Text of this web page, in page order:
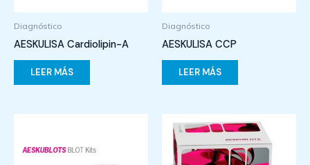
Diagnóstico
AESKULISA Cardiolipin-A
LEER MÁS
Diagnóstico
AESKULISA CCP
LEER MÁS